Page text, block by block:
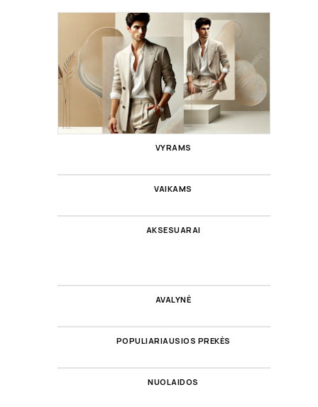
VYRAMS
VAIKAMS
AKSESUARAI
AVALYNĖ
POPULIARIAUSIOS PREKĖS
NUOLAIDOS